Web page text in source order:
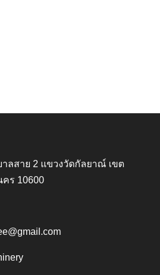
าลสาย 2 แขวงวัดกัลยาณ์ เขต
ร 10600